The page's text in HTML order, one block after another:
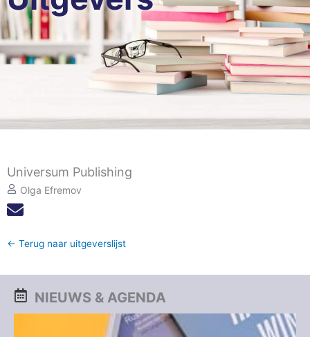
Universum Publishing
Olga Efremov
← Terug naar uitgeverslijst
NIEUWS & AGENDA